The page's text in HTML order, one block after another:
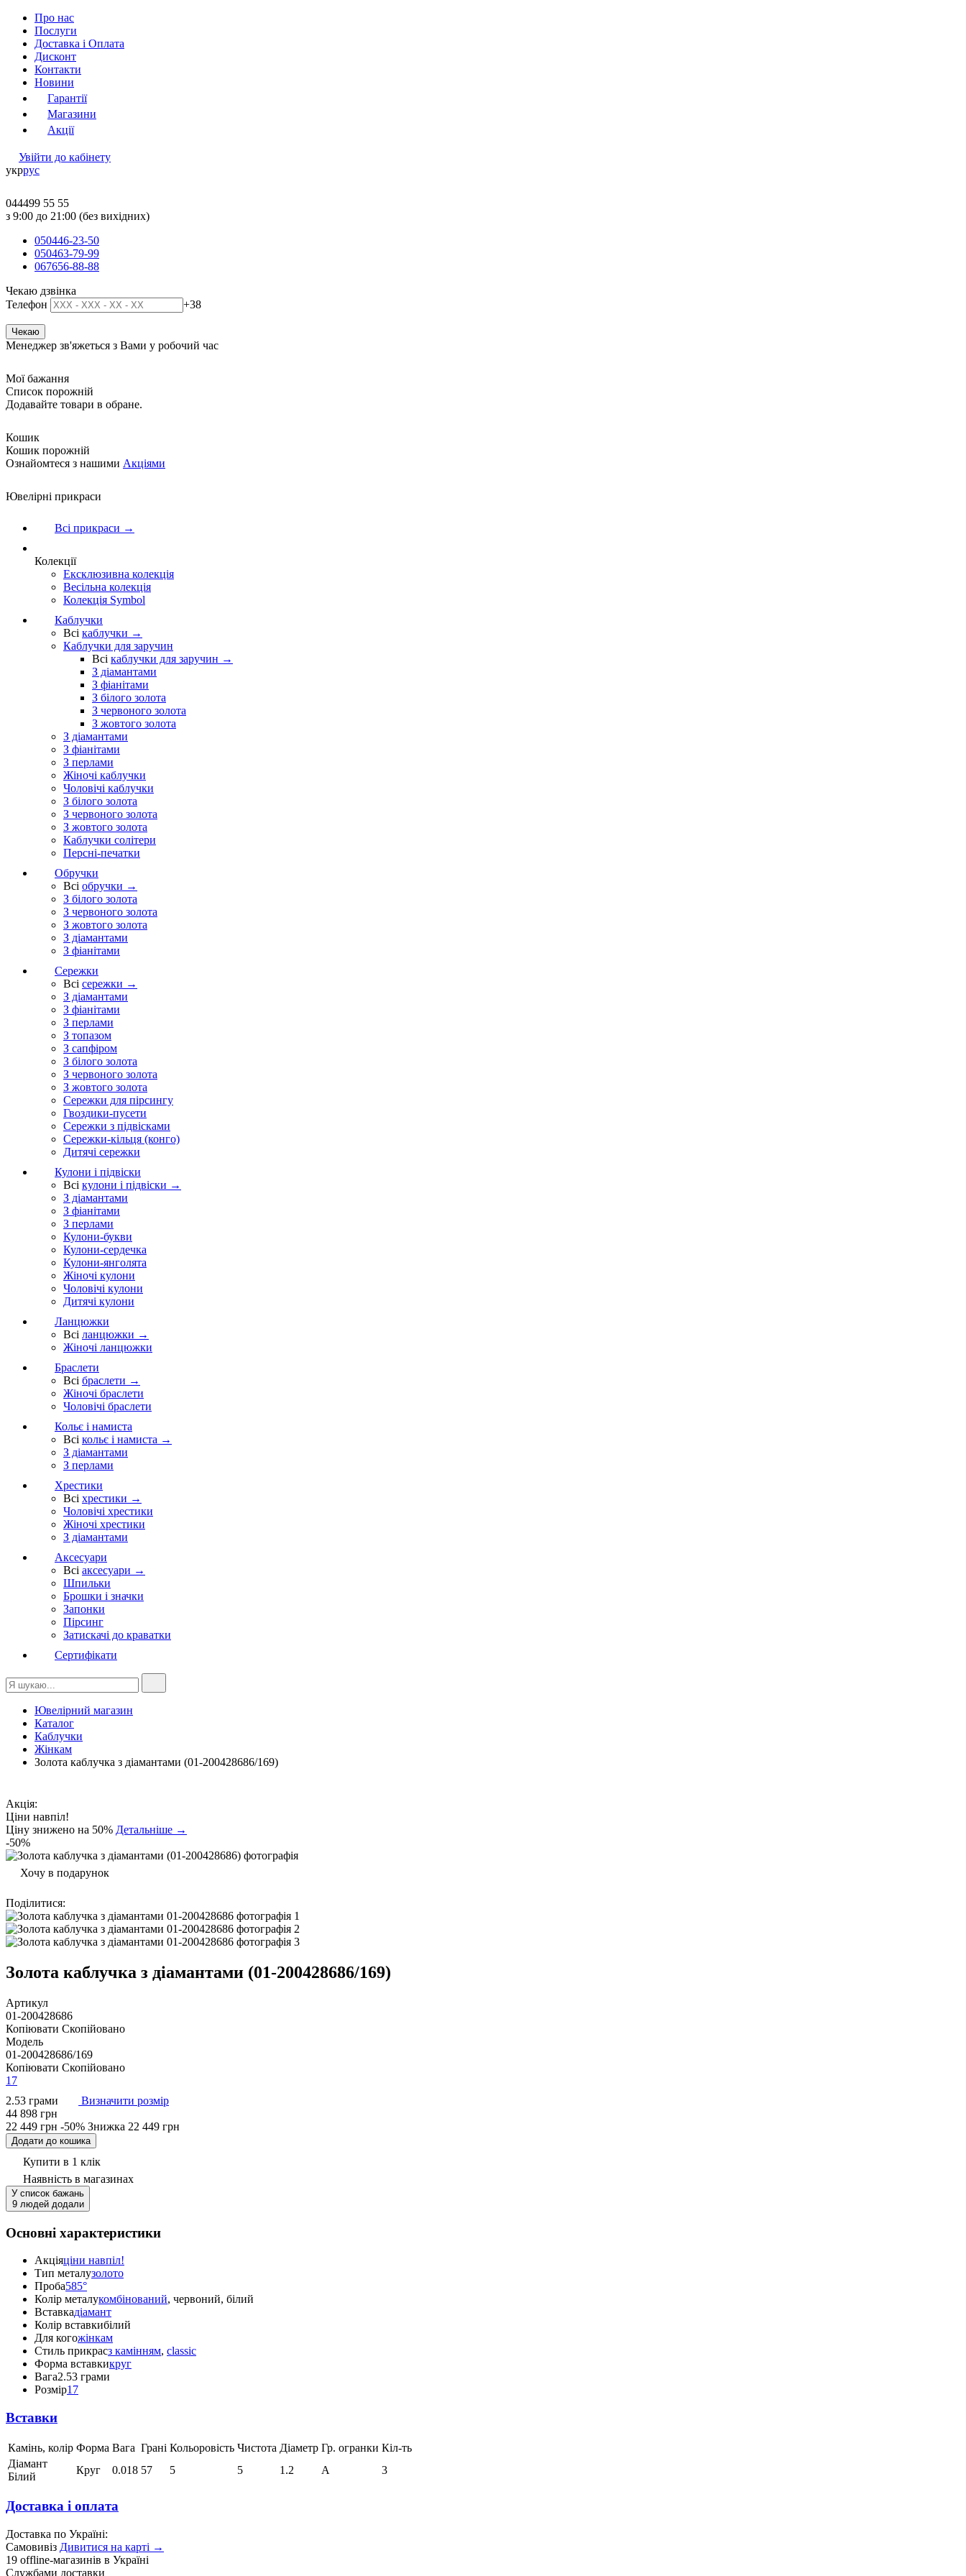
Про нас
Послуги
Доставка і Оплата
Дисконт
Контакти
Новини
Гарантії
Магазини
Акції
Увійти до кабінету
укррус
044499 55 55
з 9:00 до 21:00 (без вихідних)
050446-23-50
050463-79-99
067656-88-88
Чекаю дзвінка
Телефон
+38
Менеджер зв'яжеться з Вами у робочий час
Мої бажання
Список порожній
Додавайте товари в обране.
Кошик
Кошик порожній
Ознайомтеся з нашими Акціями
Ювелірні прикраси
Всі прикраси →
Колекції
Ексклюзивна колекція
Весільна колекція
Колекція Symbol
Каблучки
Всі каблучки →
Каблучки для заручин
Всі каблучки для заручин →
З діамантами
З фіанітами
З білого золота
З червоного золота
З жовтого золота
З діамантами
З фіанітами
З перлами
Жіночі каблучки
Чоловічі каблучки
З білого золота
З червоного золота
З жовтого золота
Каблучки солітери
Персні-печатки
Обручки
Всі обручки →
З білого золота
З червоного золота
З жовтого золота
З діамантами
З фіанітами
Сережки
Всі сережки →
З діамантами
З фіанітами
З перлами
З топазом
З сапфіром
З білого золота
З червоного золота
З жовтого золота
Сережки для пірсингу
Гвоздики-пусети
Сережки з підвісками
Сережки-кільця (конго)
Дитячі сережки
Кулони і підвіски
Всі кулони і підвіски →
З діамантами
З фіанітами
З перлами
Кулони-букви
Кулони-сердечка
Кулони-янголята
Жіночі кулони
Чоловічі кулони
Дитячі кулони
Ланцюжки
Всі ланцюжки →
Жіночі ланцюжки
Браслети
Всі браслети →
Жіночі браслети
Чоловічі браслети
Кольє і намиста
Всі кольє і намиста →
З діамантами
З перлами
Хрестики
Всі хрестики →
Чоловічі хрестики
Жіночі хрестики
З діамантами
Аксесуари
Всі аксесуари →
Шпильки
Брошки і значки
Запонки
Пірсинг
Затискачі до краватки
Сертифікати
Ювелірний магазин
Каталог
Каблучки
Жінкам
Золота каблучка з діамантами (01-200428686/169)
Акція:
Ціни навпіл!
Ціну знижено на 50% Детальніше →
-50%
Хочу в подарунок
Поділитися:
Золота каблучка з діамантами (01-200428686/169)
Артикул
01-200428686
Копіювати Скопійовано
Модель
01-200428686/169
Копіювати Скопійовано
17
2.53 грами
Визначити розмір
44 898 грн
22 449 грн -50% Знижка 22 449 грн
Додати до кошика
Купити в 1 клік
Наявність в магазинах
У список бажань
9 людей додали
Основні характеристики
Акціяціни навпіл!
Тип металузолото
Проба585°
Колір металукомбінований, червоний, білий
Вставкадіамант
Колір вставкибілий
Для когожінкам
Стиль прикрасз камінням, classic
Форма вставкикруг
Вага2.53 грами
Розмір17
Вставки
Камінь, колір Форма Вага Грані Кольоровість Чистота Діаметр Гр. огранки Кіл-ть
Діамант
Білий
Круг 0.018 57 5 5 1.2 А 3
Доставка і оплата
Доставка по Україні:
Самовивіз Дивитися на карті →
19 offline-магазинів в Україні
Службами доставки